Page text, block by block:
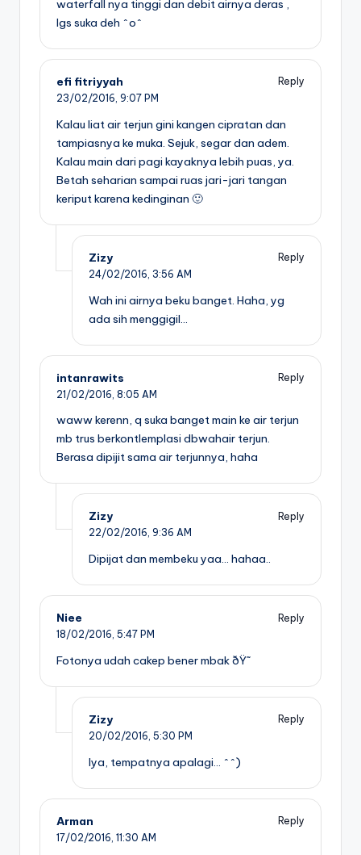
waterfall nya tinggi dan debit airnya deras ,
lgs suka deh ^o^
efi fitriyyah
Reply
23/02/2016, 9:07 PM
Kalau liat air terjun gini kangen cipratan dan
tampiasnya ke muka. Sejuk, segar dan adem.
Kalau main dari pagi kayaknya lebih puas, ya.
Betah seharian sampai ruas jari-jari tangan
keriput karena kedinginan 🙂
Zizy
Reply
24/02/2016, 3:56 AM
Wah ini airnya beku banget. Haha, yg
ada sih menggigil…
intanrawits
Reply
21/02/2016, 8:05 AM
waww kerenn, q suka banget main ke air terjun
mb trus berkontlemplasi dbwahair terjun.
Berasa dipijit sama air terjunnya, haha
Zizy
Reply
22/02/2016, 9:36 AM
Dipijat dan membeku yaa… hahaa..
Niee
Reply
18/02/2016, 5:47 PM
Fotonya udah cakep bener mbak ðŸ˜
Zizy
Reply
20/02/2016, 5:30 PM
Iya, tempatnya apalagi… ^^)
Arman
Reply
17/02/2016, 11:30 AM